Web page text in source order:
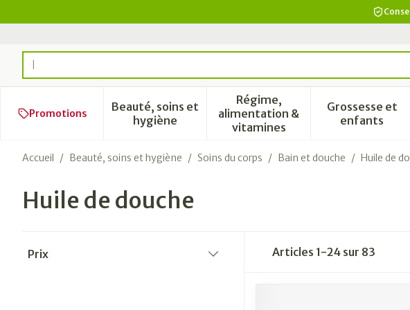
Rechercher
Promotions
Beauté, soins et
hygièneAfficher le sous-menu pour la catégorie
Régime,
alimentation &
vitamines
Afficher le sous-menu
Grossesse et
enfantsAfficher
Accueil / Beauté, soins et hygiène / Soins du corps / Bain et douche / Huile de
Huile de douche
Prix
Articles 1-24 sur 83